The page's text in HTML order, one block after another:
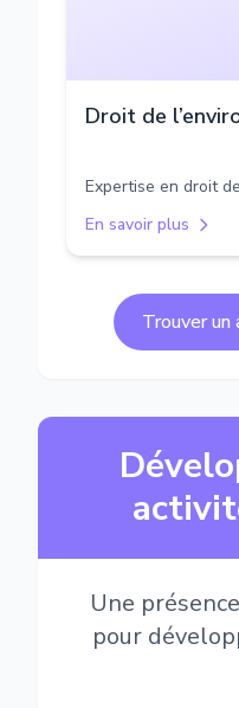
Droit de
Expertise en droit
En savoir plus
Trouver
Une
pour